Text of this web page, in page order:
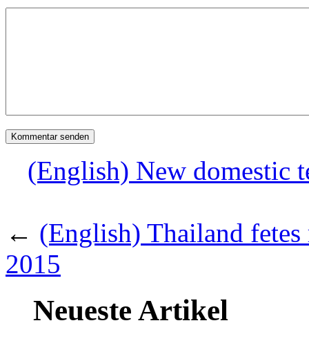
(English) New domestic
← (English) Thailand
2015
Neueste Artikel